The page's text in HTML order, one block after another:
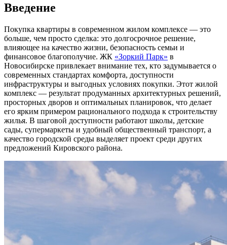
Введение
Покупка квартиры в современном жилом комплексе — это
больше, чем просто сделка: это долгосрочное решение,
влияющее на качество жизни, безопасность семьи и
финансовое благополучие. ЖК «Зоркий Парк» в
Новосибирске привлекает внимание тех, кто задумывается о
современных стандартах комфорта, доступности
инфраструктуры и выгодных условиях покупки. Этот жилой
комплекс — результат продуманных архитектурных решений,
просторных дворов и оптимальных планировок, что делает
его ярким примером рационального подхода к строительству
жилья. В шаговой доступности работают школы, детские
сады, супермаркеты и удобный общественный транспорт, а
качество городской среды выделяет проект среди других
предложений Кировского района.